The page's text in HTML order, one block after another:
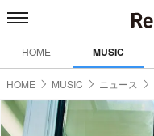
HOME MUSIC
HOME MUSIC ニュース